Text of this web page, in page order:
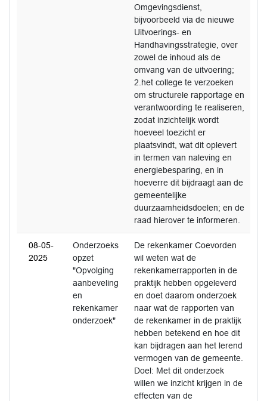
Omgevingsdienst,
bijvoorbeeld via de nieuwe
Uitvoerings- en
Handhavingsstrategie, over
zowel de inhoud als de
omvang van de uitvoering;
2.het college te verzoeken
om structurele rapportage en
verantwoording te realiseren,
zodat inzichtelijk wordt
hoeveel toezicht er
plaatsvindt, wat dit oplevert
in termen van naleving en
energiebesparing, en in
hoeverre dit bijdraagt aan de
gemeentelijke
duurzaamheidsdoelen; en de
raad hierover te informeren.
08-05-
2025
Onderzoeks
opzet
"Opvolging
aanbeveling
en
rekenkamer
onderzoek"
De rekenkamer Coevorden
wil weten wat de
rekenkamerrapporten in de
praktijk hebben opgeleverd
en doet daarom onderzoek
naar wat de rapporten van
de rekenkamer in de praktijk
hebben betekend en hoe dit
kan bijdragen aan het lerend
vermogen van de gemeente.
Doel: Met dit onderzoek
willen we inzicht krijgen in de
effecten van de